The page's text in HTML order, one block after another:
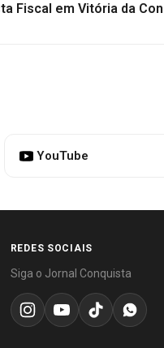
Fiscal em Vitória da
YouTube
REDES SOCIAIS
Siga o Jornal Conquista